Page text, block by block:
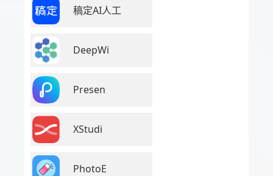
稿定AI人工
DeepWi
Presen
XStudi
PhotoE